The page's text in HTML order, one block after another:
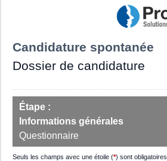
Candidature spontanée
Dossier de candidature
Étape :
Informations générales
Questionnaire
Seuls les champs avec une étoile (*) sont obligatoires.